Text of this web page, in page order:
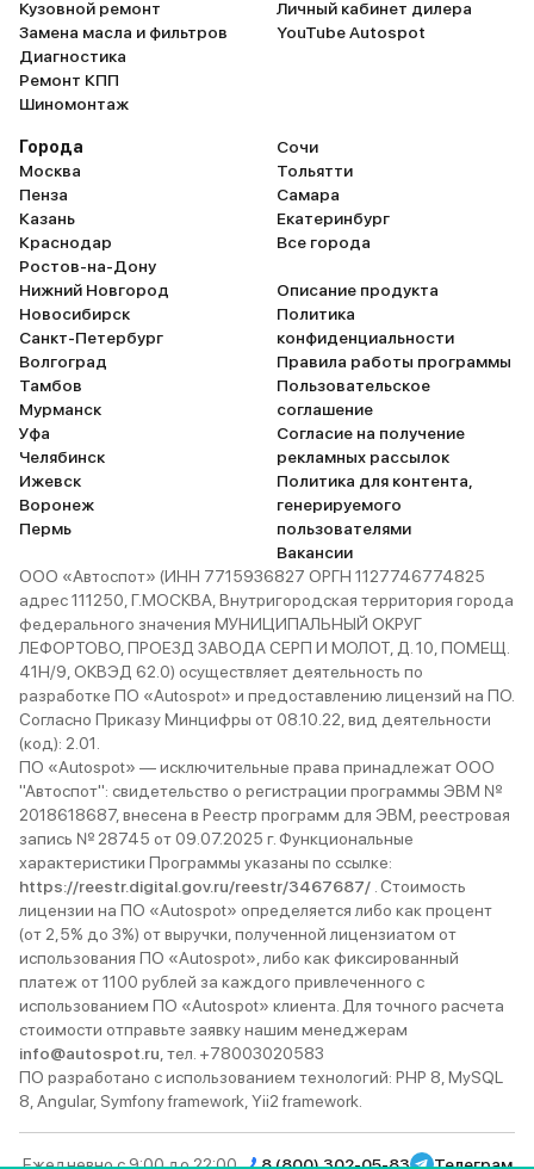
Кузовной ремонт
Замена масла и фильтров
Диагностика
Ремонт КПП
Шиномонтаж
Личный кабинет дилера
YouTube Autospot
Города
Москва
Пенза
Казань
Краснодар
Ростов-на-Дону
Нижний Новгород
Новосибирск
Санкт-Петербург
Волгоград
Тамбов
Мурманск
Уфа
Челябинск
Ижевск
Воронеж
Пермь
Сочи
Тольятти
Самара
Екатеринбург
Все города
Описание продукта
Политика
конфиденциальности
Правила работы программы
Пользовательское
соглашение
Согласие на получение
рекламных рассылок
Политика для контента,
генерируемого
пользователями
Вакансии
ООО «Автоспот» (ИНН 7715936827 ОРГН 1127746774825
адрес 111250, Г.МОСКВА, Внутригородская территория города
федерального значения МУНИЦИПАЛЬНЫЙ ОКРУГ
ЛЕФОРТОВО, ПРОЕЗД ЗАВОДА СЕРП И МОЛОТ, Д. 10, ПОМЕЩ.
41Н/9, ОКВЭД 62.0) осуществляет деятельность по
разработке ПО «Autospot» и предоставлению лицензий на ПО.
Согласно Приказу Минцифры от 08.10.22, вид деятельности
(код): 2.01.
ПО «Autospot» — исключительные права принадлежат ООО
"Автоспот": свидетельство о регистрации программы ЭВМ №
2018618687, внесена в Реестр программ для ЭВМ, реестровая
запись № 28745 от 09.07.2025 г. Функциональные
характеристики Программы указаны по ссылке:
https://reestr.digital.gov.ru/reestr/3467687/ . Стоимость
лицензии на ПО «Autospot» определяется либо как процент
(от 2,5% до 3%) от выручки, полученной лицензиатом от
использования ПО «Autospot», либо как фиксированный
платеж от 1100 рублей за каждого привлеченного с
использованием ПО «Autospot» клиента. Для точного расчета
стоимости отправьте заявку нашим менеджерам
info@autospot.ru , тел. +78003020583
ПО разработано с использованием технологий: PHP 8, MySQL
8, Angular, Symfony framework, Yii2 framework.
Ежедневно с 9:00 до 22:00 8 (800) 302-05-83 Телеграм